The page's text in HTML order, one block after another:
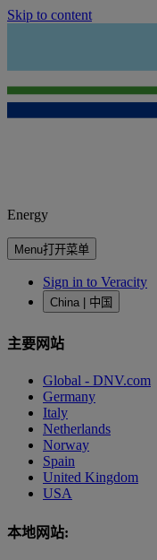
Skip to content
Energy
Menu打开菜单
Sign in to Veracity
China | 中国
主要网站
Global - DNV.com
Germany
Italy
Netherlands
Norway
Spain
United Kingdom
USA
本地网站: